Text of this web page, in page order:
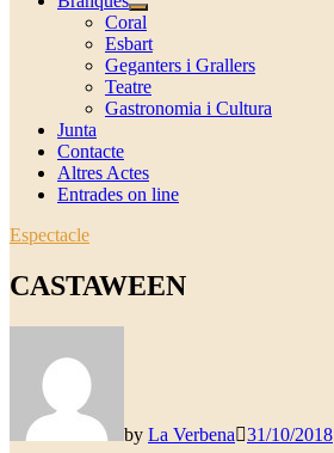
Show
sub
menu
Coral
Esbart
Geganters i Grallers
Teatre
Gastronomia i Cultura
Junta
Contacte
Altres Actes
Entrades on line
Espectacle
CASTAWEEN
by La Verbena 31/10/2018